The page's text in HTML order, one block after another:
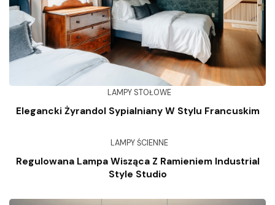
LAMPY STOŁOWE
Elegancki Żyrandol Sypialniany W Stylu Francuskim
LAMPY ŚCIENNE
Regulowana Lampa Wisząca Z Ramieniem Industrial
Style Studio